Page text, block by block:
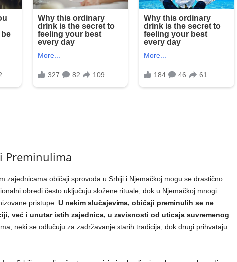
Preminulima
zajednicama običaji sprovoda u Srbiji i Njemačkoj mogu se drastično
obredi često uključuju složene rituale, dok u Njemačkoj mnogi
pristupe. U nekim slučajevima, običaji preminulih se ne
već i unutar istih zajednica, u zavisnosti od uticaja suvremenog
neki se odlučuju za zadržavanje starih tradicija, dok drugi prihvataju